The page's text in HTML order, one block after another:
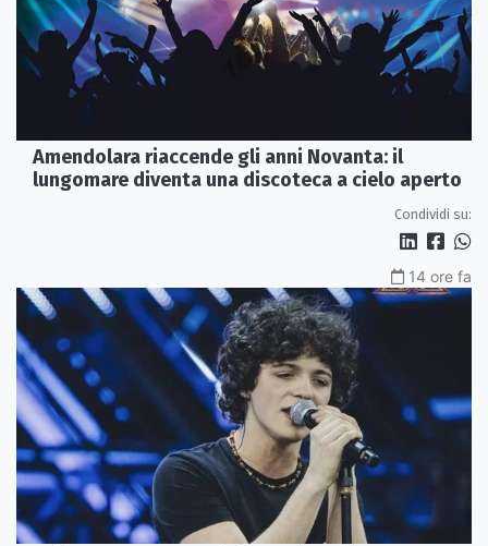
Amendolara riaccende gli anni Novanta: il
lungomare diventa una discoteca a cielo aperto
Condividi su:
14 ore fa